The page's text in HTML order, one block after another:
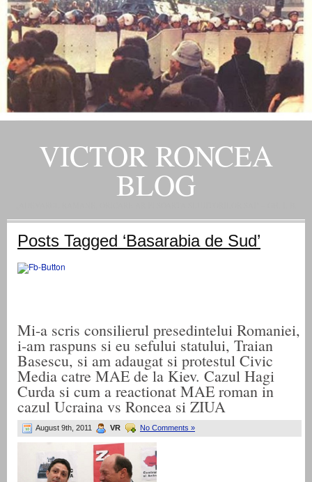
VICTOR RONCEA
BLOG
Posts Tagged ‘Basarabia de Sud’
Mi-a scris consilierul presedintelui Romaniei,
i-am raspuns si eu sefului statului, Traian
Basescu, si am adaugat si protestul Civic
Media catre MAE de la Kiev. Cazul Hagi
Curda si cum a reactionat MAE roman in
cazul Ucraina vs Roncea si ZIUA
August 9th, 2011 VR No Comments »